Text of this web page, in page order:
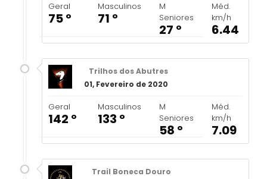
Geral
75 º
Masculinos
71 º
M
Seniores
27 º
Méd.
km/h
6.44
Trilhos dos Abutres
01, Fevereiro de 2020
Geral
142 º
Masculinos
133 º
M
Seniores
58 º
Méd.
km/h
7.09
Trail Boneca Douro